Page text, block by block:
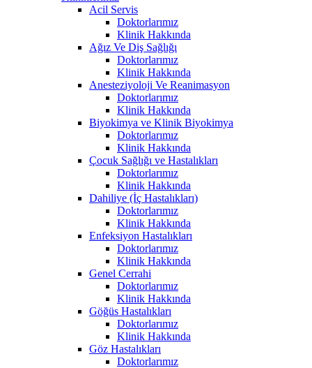
Acil Servis
Doktorlarımız
Klinik Hakkında
Ağız Ve Diş Sağlığı
Doktorlarımız
Klinik Hakkında
Anesteziyoloji Ve Reanimasyon
Doktorlarımız
Klinik Hakkında
Biyokimya ve Klinik Biyokimya
Doktorlarımız
Klinik Hakkında
Çocuk Sağlığı ve Hastalıkları
Doktorlarımız
Klinik Hakkında
Dahiliye (İç Hastalıkları)
Doktorlarımız
Klinik Hakkında
Enfeksiyon Hastalıkları
Doktorlarımız
Klinik Hakkında
Genel Cerrahi
Doktorlarımız
Klinik Hakkında
Göğüs Hastalıkları
Doktorlarımız
Klinik Hakkında
Göz Hastalıkları
Doktorlarımız